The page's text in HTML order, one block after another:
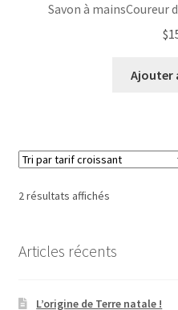
Savon à mainsCoureur
$
Ajouter
2 résultats affichésTrié
croissant
Articles récents
L’origine de Terre natale !